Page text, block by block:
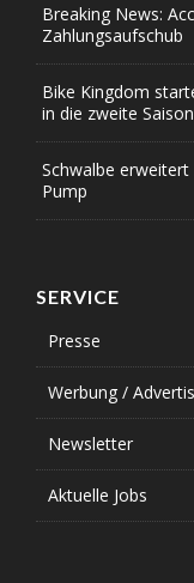
Breaking News:
Zahlungsaufschub
Bike Kingdom
in die zweite
Schwalbe
Pump
SERVICE
Presse
Werbung /
Newsletter
Aktuelle Jobs